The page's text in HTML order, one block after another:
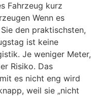
Fahrzeug kurz
Wenn es
den praktischsten,
ist keine
Je weniger Meter,
Risiko. Das
es nicht eng wird
weil sie „nicht